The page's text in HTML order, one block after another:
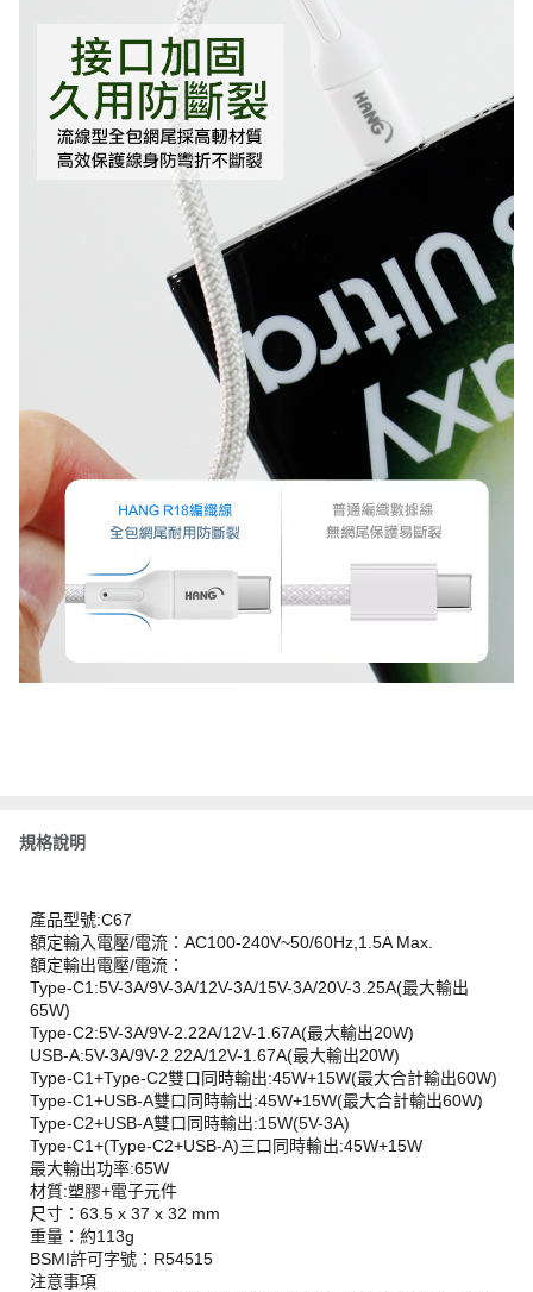
規格說明
產品型號:C67
額定輸入電壓/電流：AC100-240V~50/60Hz,1.5A Max.
額定輸出電壓/電流：
Type-C1:5V-3A/9V-3A/12V-3A/15V-3A/20V-3.25A(最大輸出
65W)
Type-C2:5V-3A/9V-2.22A/12V-1.67A(最大輸出20W)
USB-A:5V-3A/9V-2.22A/12V-1.67A(最大輸出20W)
Type-C1+Type-C2雙口同時輸出:45W+15W(最大合計輸出60W)
Type-C1+USB-A雙口同時輸出:45W+15W(最大合計輸出60W)
Type-C2+USB-A雙口同時輸出:15W(5V-3A)
Type-C1+(Type-C2+USB-A)三口同時輸出:45W+15W
最大輸出功率:65W
材質:塑膠+電子元件
尺寸：63.5 x 37 x 32 mm
重量：約113g
BSMI許可字號：R54515
注意事項